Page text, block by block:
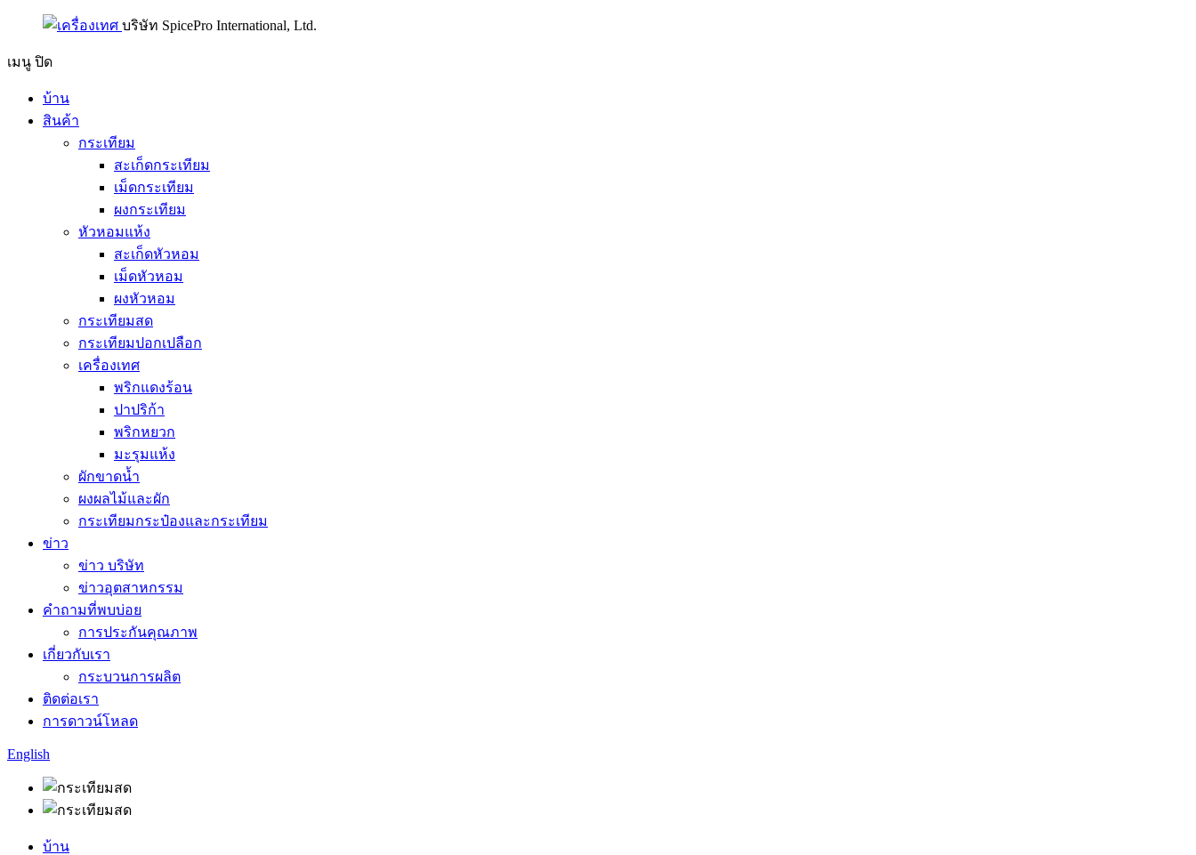
บริษัท SpicePro International, Ltd.
เมนู ปิด
บ้าน
สินค้า
กระเทียม
สะเก็ดกระเทียม
เม็ดกระเทียม
ผงกระเทียม
หัวหอมแห้ง
สะเก็ดหัวหอม
เม็ดหัวหอม
ผงหัวหอม
กระเทียมสด
กระเทียมปอกเปลือก
เครื่องเทศ
พริกแดงร้อน
ปาปริก้า
พริกหยวก
มะรุมแห้ง
ผักขาดน้ำ
ผงผลไม้และผัก
กระเทียมกระป๋องและกระเทียม
ข่าว
ข่าว บริษัท
ข่าวอุตสาหกรรม
คำถามที่พบบ่อย
การประกันคุณภาพ
เกี่ยวกับเรา
กระบวนการผลิต
ติดต่อเรา
การดาวน์โหลด
English
บ้าน